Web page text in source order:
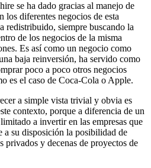
se ha dado gracias al manejo de
los diferentes negocios de esta
redistribuido, siempre buscando la
de los negocios de la misma
Es así como un negocio como
baja reinversión, ha servido como
poco a poco otros negocios
es el caso de Coca-Cola o Apple.
a simple vista trivial y obvia es
contexto, porque a diferencia de un
a invertir en las empresas que
a su disposición la posibilidad de
privados y decenas de proyectos de